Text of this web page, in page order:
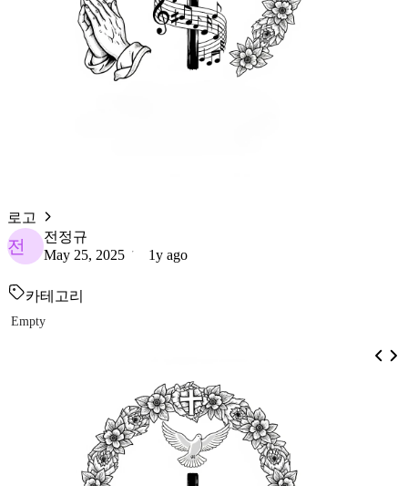
로고
전
전정규
May 25, 2025
1y ago
카테고리
Empty